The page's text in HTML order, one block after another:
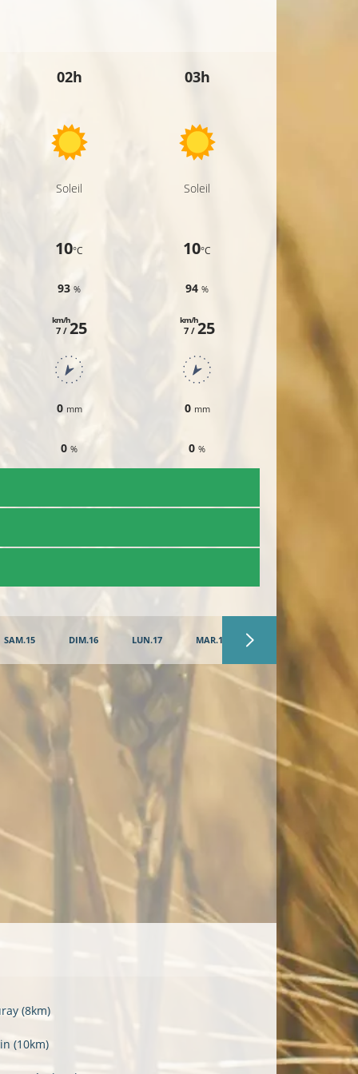
02h
Soleil
10°C
93%
7 /
km/h25
0 mm
0%
03h
Soleil
10°C
94%
7 /
km/h25
0 mm
0%
25
SAM.15 DIM.16 LUN.17 MAR.18
(8km)
(10km)